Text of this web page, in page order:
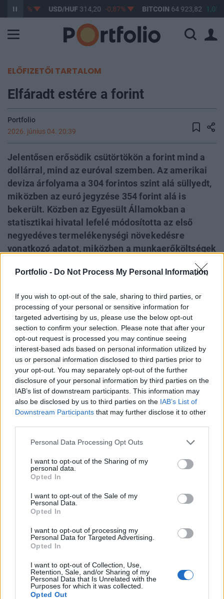
Portfolio - Do Not Process My Personal Information
If you wish to opt-out of the sale, sharing to third parties, or
processing of your personal or sensitive information for
targeted advertising by us, please use the below opt-out
section to confirm your selection. Please note that after your
opt-out request is processed you may continue seeing
interest-based ads based on personal information utilized by
us or personal information disclosed to third parties prior to
your opt-out. You may separately opt-out of the further
disclosure of your personal information by third parties on the
IAB’s list of downstream participants. This information may
also be disclosed by us to third parties on the IAB’s List of
Downstream Participants that may further disclose it to other
Personal Data Processing Opt Outs
I want to opt-out of the Sharing of my
personal data.
Opted In
I want to opt-out of the Sale of my
Personal Data.
Opted In
I want to opt-out of processing my
Personal Data for Targeted Advertising.
Opted In
I want to opt-out of Collection, Use,
Retention, Sale, and/or Sharing of my
Personal Data that Is Unrelated with the
Purposes for which it was collected.
Opted Out
-0,61% USD/HUF314,20 -0,87% BITCOIN 64 923,82 1,03%
ELŐFIZETŐI TARTALOM
Elfáradt estére a forint
Portfolio
2026. június 04. 20:39
Jelentősen erősödik csütörtökön a forint mind a
dollárral, mind az euróval szemben. Az amerikai
deviza árfolyama a 304 forintos szint alá süllyedt,
miközben az euró jegyzése 354 forint alá is
bekerült. Közben az Egyesült Államokban a
statisztikai hivatal lefelé módosította az első
negyedéves termelékenységi növekedésre
vonatkozó adatot, miközben a munkaerőköltségek
emelkedését a korábban közöltnél magasabbra
becsülte. Emellett nőtt az új munkanélküli-segély
megtorpant a kiskereskedelmi forgalom a
márciusi kiugró bővülést követően. A
szezonálisan kiigazított adatok alapján a forgalom
volumene havi összevetésben 1,2 százalékkal
csökkent.
2026. június 04. 20:39 Megosztás Visszagyengültünk 354
fölé Estére visszagyengült a forint 354 fölé az euróval
szemben, most 354,21 forintot kell adni az egységes piac
fizetőeszközéért. A dollár 304,88. EUR/HUF árfolyamának
KEDVES OLVASÓNK!
A keresett cikk a portfolio.hu hírarchívumához
regisztrációhoz kötött.
Az előfizetés a következőket tartalmazza:
Portfolio.hu teljes cikkarchívum
Kötéslisták: BÉT elmúlt 2 év napon belüli
Előfizetés